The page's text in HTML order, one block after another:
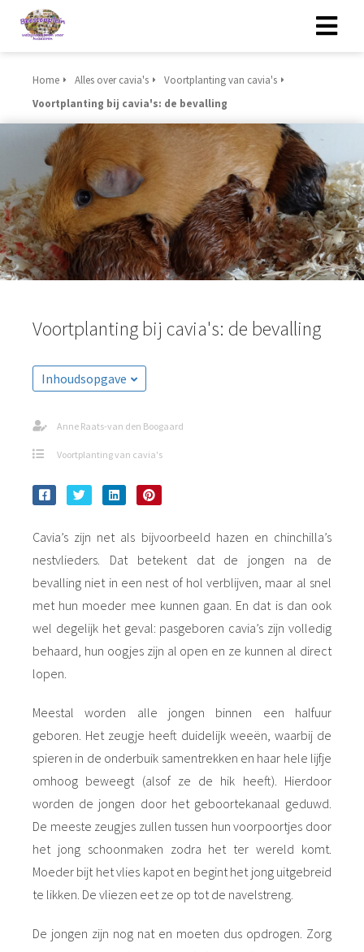
Home Alles over cavia's
Voortplanting van cavia's
Voortplanting bij cavia's: de bevalling
Voortplanting bij cavia's: de bevalling
Inhoudsopgave
Anne Raats-van den Boogaard
Voortplanting van cavia's
Cavia’s zijn net als bijvoorbeeld hazen en chinchilla’s
nestvlieders. Dat betekent dat de jongen na de
bevalling niet in een nest of hol verblijven, maar al snel
met hun moeder mee kunnen gaan. En dat is dan ook
wel degelijk het geval: pasgeboren cavia’s zijn volledig
behaard, hun oogjes zijn al open en ze kunnen al direct
lopen.
Meestal worden alle jongen binnen een halfuur
geboren. Het zeugje heeft duidelijk weeën, waarbij de
spieren in de onderbuik samentrekken en haar hele lijfje
omhoog beweegt (alsof ze de hik heeft). Hierdoor
worden de jongen door het geboortekanaal geduwd.
De meeste zeugjes zullen tussen hun voorpoortjes door
het jong schoonmaken zodra het ter wereld komt.
Moeder bijt het vlies kapot en begint het jong uitgebreid
te likken. De vliezen eet ze op tot de navelstreng.
De jongen zijn nog nat en moeten dus opdrogen. Zorg